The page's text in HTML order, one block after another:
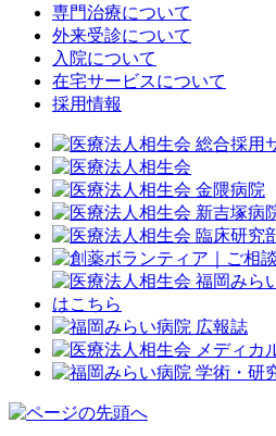
専門治療について
外来受診について
入院について
在宅サービスについて
採用情報